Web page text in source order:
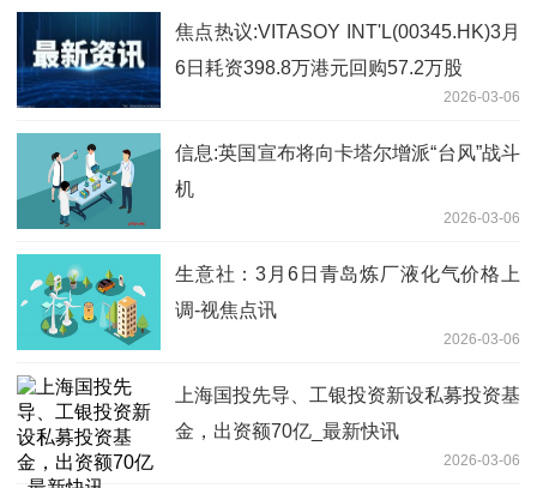
焦点热议:VITASOY INT'L(00345.HK)3月
6日耗资398.8万港元回购57.2万股
2026-03-06
信息:英国宣布将向卡塔尔增派“台风”战斗
机
2026-03-06
生意社：3月6日青岛炼厂液化气价格上
调-视焦点讯
2026-03-06
上海国投先导、工银投资新设私募投资基
金，出资额70亿_最新快讯
2026-03-06